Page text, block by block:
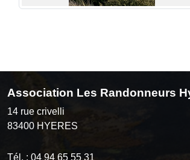
Association Les Randonneurs
14 rue crivelli
83400 HYERES
Tél. : 04 94 65 55 31